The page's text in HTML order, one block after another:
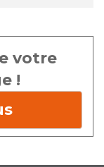
votre
!